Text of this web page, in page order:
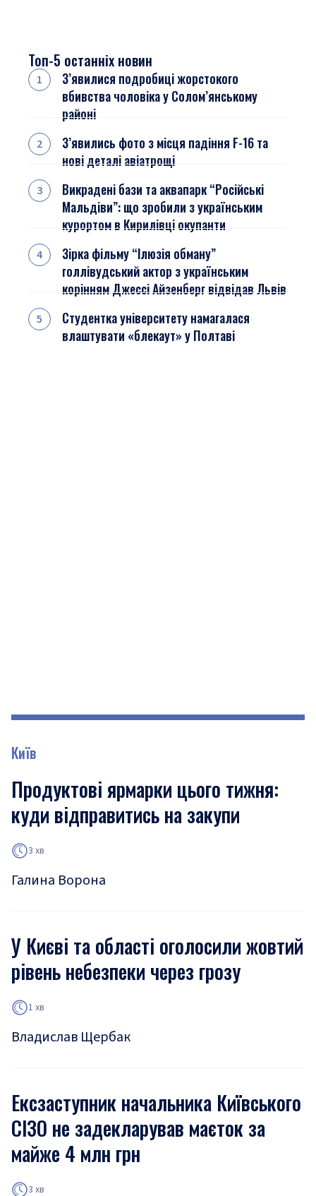
Топ-5 останніх новин
З’явилися подробиці жорстокого
вбивства чоловіка у Солом’янському
районі
З’явились фото з місця падіння F-16 та
нові деталі авіатрощі
Викрадені бази та аквапарк “Російські
Мальдіви”: що зробили з українським
курортом в Кирилівці окупанти
Зірка фільму “Ілюзія обману”
голлівудський актор з українським
корінням Джессі Айзенберг відвідав Львів
Студентка університету намагалася
влаштувати «блекаут» у Полтаві
Київ
Продуктові ярмарки цього тижня:
куди відправитись на закупи
3 хв
Галина Ворона
У Києві та області оголосили жовтий
рівень небезпеки через грозу
1 хв
Владислав Щербак
Ексзаступник начальника Київського
СІЗО не задекларував маєток за
майже 4 млн грн
3 хв